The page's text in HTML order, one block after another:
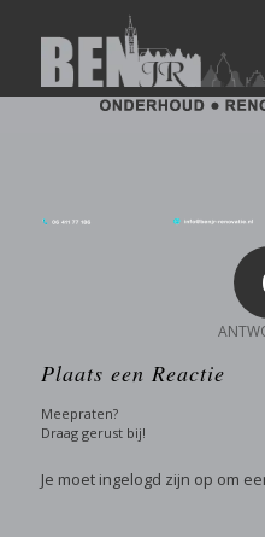
Plaats een Reactie
Meepraten?
Draag gerust bij!
Je moet ingelogd zijn op om